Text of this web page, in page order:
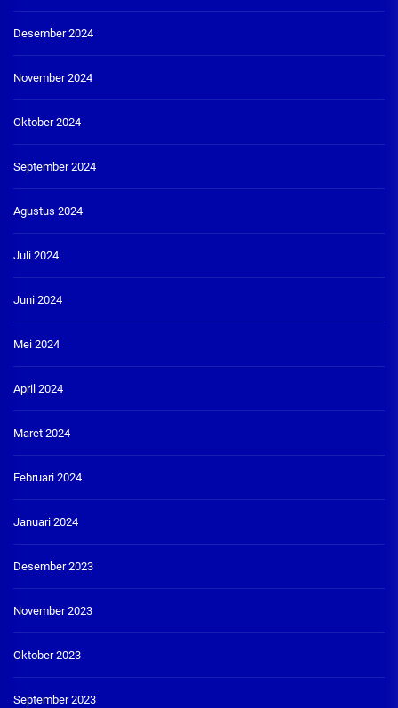
Desember 2024
November 2024
Oktober 2024
September 2024
Agustus 2024
Juli 2024
Juni 2024
Mei 2024
April 2024
Maret 2024
Februari 2024
Januari 2024
Desember 2023
November 2023
Oktober 2023
September 2023